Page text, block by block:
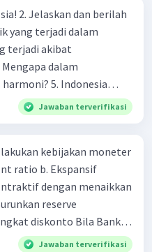
yang terjadi dalam
Indonesia
dilihat dari agama, suku,
apa yang dapat
Jawaban terverifikasi
kebijakan moneter
ratio b. Ekspansif
dengan menaikkan
reserve
Bila Bank
paribus maka .... a.
Jawaban terverifikasi